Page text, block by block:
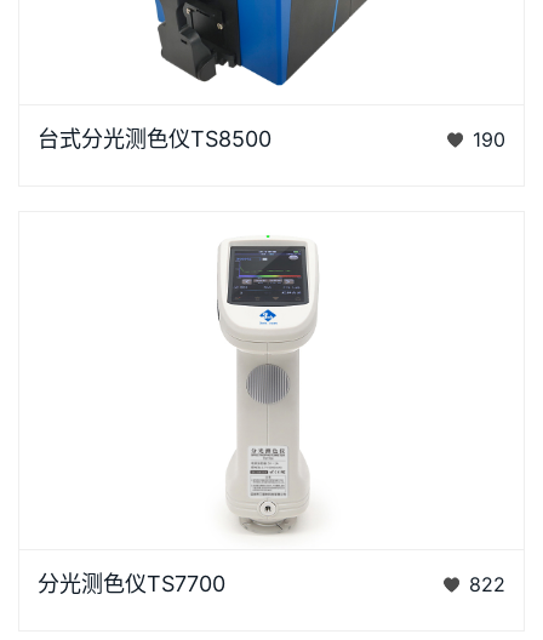
研发的分光测色仪，采用双阵列CMOS图像感应器具有
台式分光测色仪TS8500 190
仪是3nh公司花费3年时间、精心设计的、完…
分光测色仪TS7700 822